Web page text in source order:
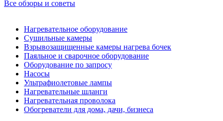
Все обзоры и советы
Нагревательное оборудование
Сушильные камеры
Взрывозащищенные камеры нагрева бочек
Паяльное и сварочное оборудование
Оборудование по запросу
Насосы
Ультрафиолетовые лампы
Нагревательные шланги
Нагревательная проволока
Обогреватели для дома, дачи, бизнеса